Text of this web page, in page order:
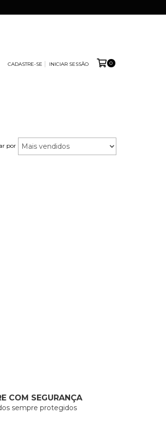
CADASTRE-SE INICIAR SESSÃO 0
por
COM SEGURANÇA
sempre protegidos